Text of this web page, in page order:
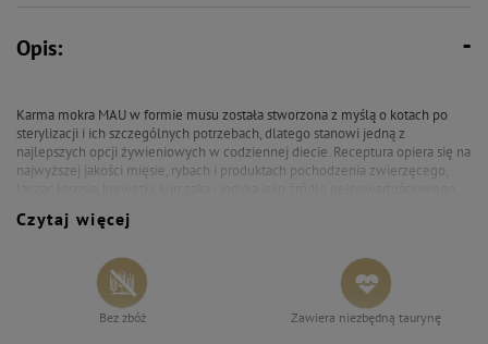
Opis:
Karma mokra MAU w formie musu została stworzona z myślą o kotach po
sterylizacji i ich szczególnych potrzebach, dlatego stanowi jedną z
najlepszych opcji żywieniowych w codziennej diecie. Receptura opiera się na
najwyższej jakości mięsie, rybach i produktach pochodzenia zwierzęcego,
wyrazisty, rybny charakter, krewetki wzbogacają kompozycję o delikatną
wspiera procesy trawienne. Formuła została dopasowana do potrzeb kotów
sterylizowanych – niska zawartość tłuszczu oraz dodatek L-karnityny
pomagają utrzymać prawidłową masę ciała, a DL-metionina wspiera
prawidłowe funkcjonowanie układu moczowego. Olej z łososia dostarcza
Czytaj więcej
Bez zbóż Zawiera niezbędną taurynę